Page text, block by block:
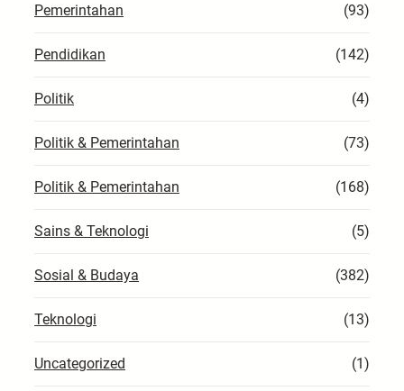
Pemerintahan (93)
Pendidikan (142)
Politik (4)
Politik & Pemerintahan (73)
Politik & Pemerintahan (168)
Sains & Teknologi (5)
Sosial & Budaya (382)
Teknologi (13)
Uncategorized (1)